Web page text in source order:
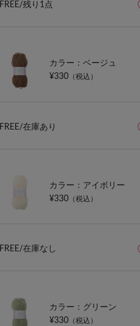
FREE/残り1点
カラー：ベージュ
¥330 （税込）
FREE/在庫あり
カラー：アイボリー
¥330 （税込）
FREE/在庫なし
カラー：グリーン
¥330 （税込）